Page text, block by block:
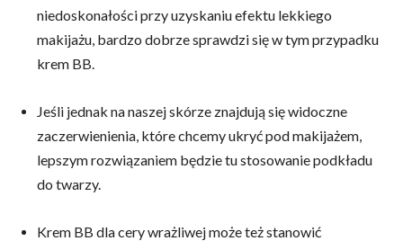
niedoskonałości przy uzyskaniu efektu lekkiego
makijażu, bardzo dobrze sprawdzi się w tym przypadku
krem BB.
Jeśli jednak na naszej skórze znajdują się widoczne
zaczerwienienia, które chcemy ukryć pod makijażem,
lepszym rozwiązaniem będzie tu stosowanie podkładu
do twarzy.
Krem BB dla cery wrażliwej może też stanowić